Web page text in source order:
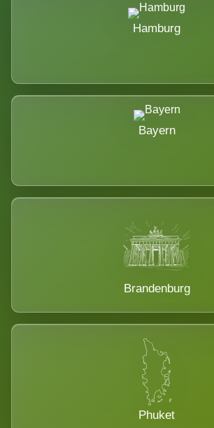
Hamburg
Bayern
Brandenburg
Phuket